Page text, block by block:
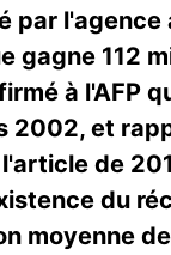
par l'agence
gagne 112
à l'AFP
2002, et
de
du
moyenne